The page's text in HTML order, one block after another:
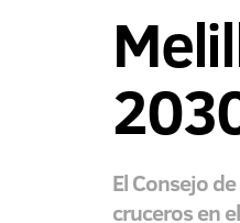
El Consejo
cruceros en